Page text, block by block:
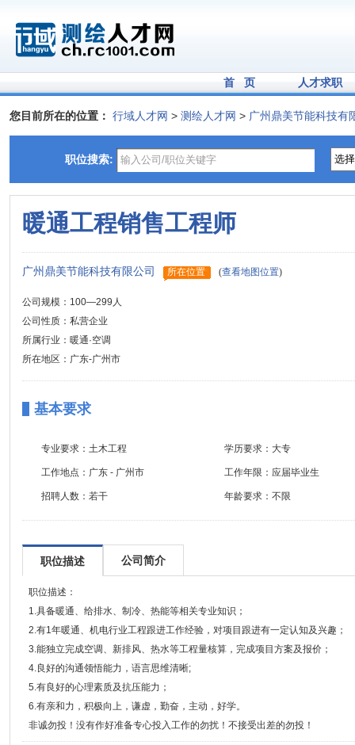
首 页 人才求职
您目前所在的位置： 行域人才网 > 测绘人才网 > 广州鼎美节能科技有
职位搜索:
暖通工程销售工程师
广州鼎美节能科技有限公司 所在位置 (查看地图位置)
公司规模：100—299人
公司性质：私营企业
所属行业：暖通·空调
所在地区：广东-广州市
基本要求
专业要求： 土木工程 学历要求： 大专
工作地点： 广东 - 广州市 工作年限： 应届毕业生
招聘人数： 若干 年龄要求： 不限
职位描述 公司简介
职位描述：
1.具备暖通、给排水、制冷、热能等相关专业知识；
2.有1年暖通、机电行业工程跟进工作经验，对项目跟进有一定认知及兴趣；
3.能独立完成空调、新排风、热水等工程量核算，完成项目方案及报价；
4.良好的沟通领悟能力，语言思维清晰;
5.有良好的心理素质及抗压能力；
6.有亲和力，积极向上，谦虚，勤奋，主动，好学。
非诚勿投！没有作好准备专心投入工作的勿扰！不接受出差的勿投！